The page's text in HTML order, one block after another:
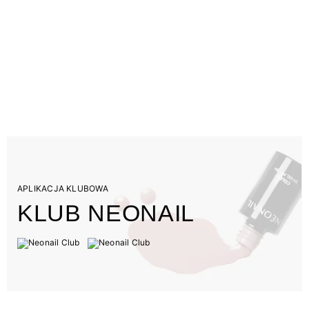
APLIKACJA KLUBOWA
KLUB NEONAIL